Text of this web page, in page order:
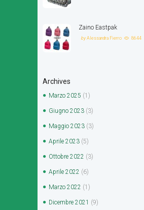
Zaino Eastpak
byAlessandra Fierro 8644
Archives
Marzo 2025 (1)
Giugno 2023 (3)
Maggio 2023 (3)
Aprile 2023 (5)
Ottobre 2022 (3)
Aprile 2022 (6)
Marzo 2022 (1)
Dicembre 2021 (9)